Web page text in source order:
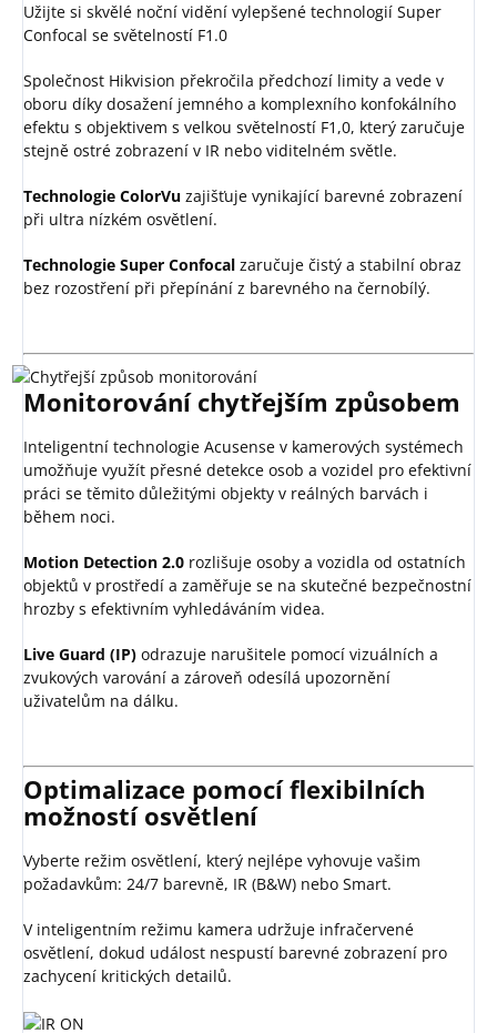
Užijte si skvělé noční vidění vylepšené technologií Super
Confocal se světelností F1.0
Společnost Hikvision překročila předchozí limity a vede v
oboru díky dosažení jemného a komplexního konfokálního
efektu s objektivem s velkou světelností F1,0, který zaručuje
stejně ostré zobrazení v IR nebo viditelném světle.
Technologie ColorVu zajišťuje vynikající barevné zobrazení
při ultra nízkém osvětlení.
Technologie Super Confocal zaručuje čistý a stabilní obraz
bez rozostření při přepínání z barevného na černobílý.
Monitorování chytřejším způsobem
Inteligentní technologie Acusense v kamerových systémech
umožňuje využít přesné detekce osob a vozidel pro efektivní
práci se těmito důležitými objekty v reálných barvách i
během noci.
Motion Detection 2.0 rozlišuje osoby a vozidla od ostatních
objektů v prostředí a zaměřuje se na skutečné bezpečnostní
hrozby s efektivním vyhledáváním videa.
Live Guard (IP) odrazuje narušitele pomocí vizuálních a
zvukových varování a zároveň odesílá upozornění
uživatelům na dálku.
Optimalizace pomocí flexibilních
možností osvětlení
Vyberte režim osvětlení, který nejlépe vyhovuje vašim
požadavkům: 24/7 barevně, IR (B&W) nebo Smart.
V inteligentním režimu kamera udržuje infračervené
osvětlení, dokud událost nespustí barevné zobrazení pro
zachycení kritických detailů.